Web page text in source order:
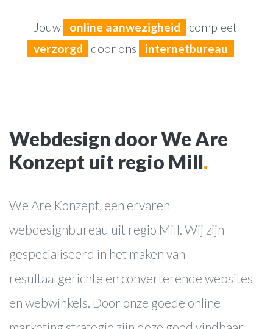
Jouw online aanwezigheid
compleet
verzorgd
door ons internetbureau
Webdesign door We Are
Konzept uit regio Mill.
We Are Konzept, een ervaren
webdesignbureau uit regio Mill. Wij zijn
gespecialiseerd in het maken van
resultaatgerichte en converterende websites
en webwinkels. Door onze goede online